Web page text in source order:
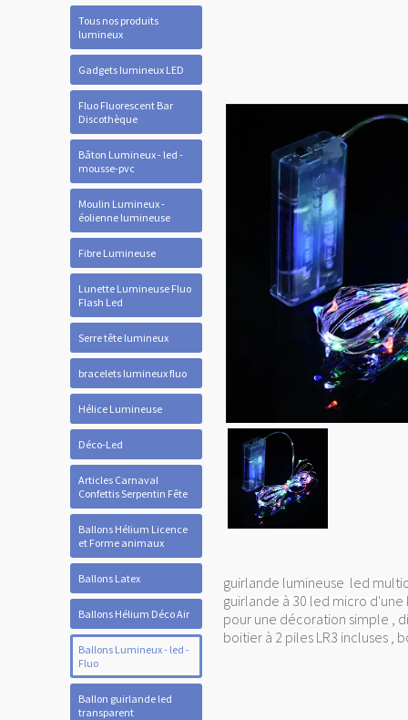
Tous nos produits
lumineux
Gadgets lumineux LED
Fluo Fluorescent Bar
Discothèque
Bâton Lumineux - led -
mousse-pvc
Moulin Lumineux -
éolienne lumineuse
Fibre Lumineuse
Lunette Lumineuse Fluo
Flash Led
Serre tête lumineux
bracelets lumineux fluo
Hélice Lumineuse
Déco-Led
Articles Carnaval
Confettis Serpentin Fête
Ballons Hélium Licence
et Forme animaux
Ballons Latex
Ballons Hélium Déco Air
Ballons Lumineux - led -
Fluo
Ballon guirlande led
transparent
guirlande lumineuse led
guirlande à 30 led micro
pour une décoration simple ,
boitier à 2 piles LR3 incluses